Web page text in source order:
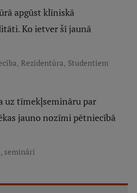
apgūst klīniskā
Ko ietver šī jaunā
, Rezidentūra, Studentiem
uz tīmekļsemināru par
jauno nozīmi pētniecībā
semināri